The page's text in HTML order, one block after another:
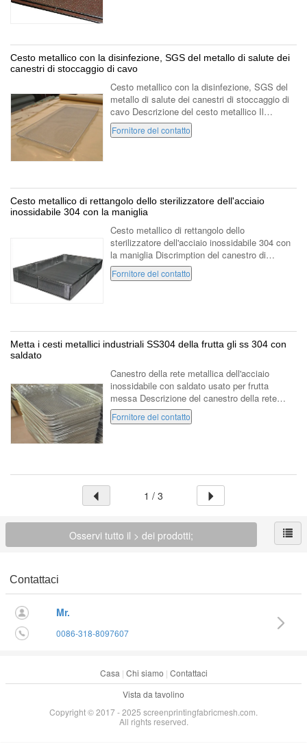
Cesto metallico con la disinfezione, SGS del metallo di salute dei
canestri di stoccaggio di cavo
Cesto metallico con la disinfezione, SGS del
metallo di salute dei canestri di stoccaggio di
cavo Descrizione del cesto metallico Il
canestro del cesto metallico facendo uso del
cavo standard nazionale di alta ...
Fornitore del contatto
Cesto metallico di rettangolo dello sterilizzatore dell'acciaio
inossidabile 304 con la maniglia
Cesto metallico di rettangolo dello
sterilizzatore dell'acciaio inossidabile 304 con
la maniglia Discrimption del canestro di
sterilizzazione: materiale acciaio inossidabile
304 trattamento di superficie ...
Fornitore del contatto
Metta i cesti metallici industriali SS304 della frutta gli ss 304 con
saldato
Canestro della rete metallica dell'acciaio
inossidabile con saldato usato per frutta
messa Descrizione del canestro della rete
metallica Materiale: il canestro della maglia
dell'acciaio inossidabile con ...
Fornitore del contatto
1 / 3
Osservi tutto il > dei prodotti;
Contattaci
Mr.
0086-318-8097607
Casa | Chi siamo | Contattaci
Vista da tavolino
Copyright © 2017 - 2025 screenprintingfabricmesh.com.
All rights reserved.